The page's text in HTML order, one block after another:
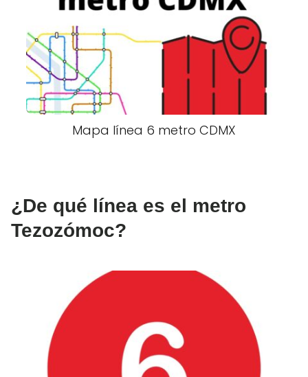
Mapa línea 6 metro CDMX
¿De qué línea es el metro
Tezozómoc?